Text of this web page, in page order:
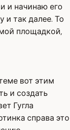
и начинаю его
и так далее. То
площадкой,
вот этим
и создать
Гугла
справа это